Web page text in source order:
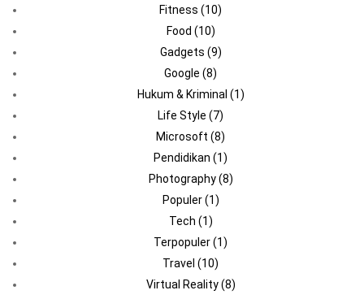
Fitness (10)
Food (10)
Gadgets (9)
Google (8)
Hukum & Kriminal (1)
Life Style (7)
Microsoft (8)
Pendidikan (1)
Photography(8)
Populer(1)
Tech (1)
Terpopuler(1)
Travel (10)
Virtual Reality(8)